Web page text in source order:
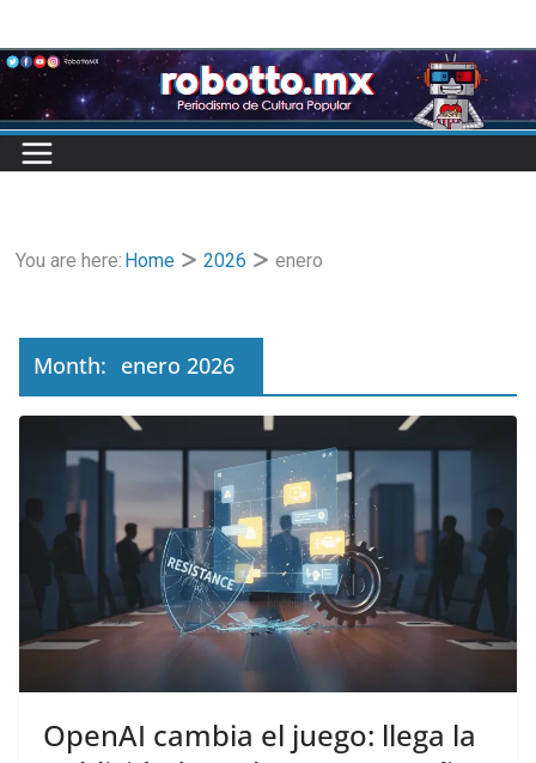
to
content
You are here: Home 2026 enero
Month: enero 2026
OpenAI cambia el juego: llega la